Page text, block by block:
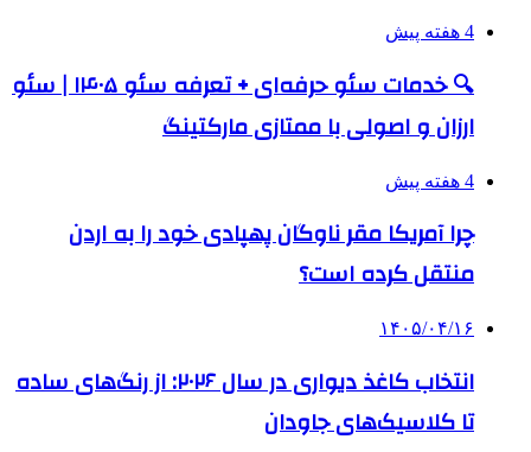
4 هفته پیش
🔍 خدمات سئو حرفه‌ای + تعرفه سئو ۱۴۰۵ | سئو
ارزان و اصولی با ممتازی مارکتینگ
4 هفته پیش
چرا آمریکا مقر ناوگان پهپادی خود را به اردن
منتقل کرده است؟
۱۴۰۵/۰۴/۱۶
انتخاب کاغذ دیواری در سال ۲۰۲۶: از رنگ‌های ساده
تا کلاسیک‌های جاودان